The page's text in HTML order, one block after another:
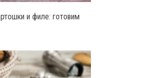
и филе: готовим